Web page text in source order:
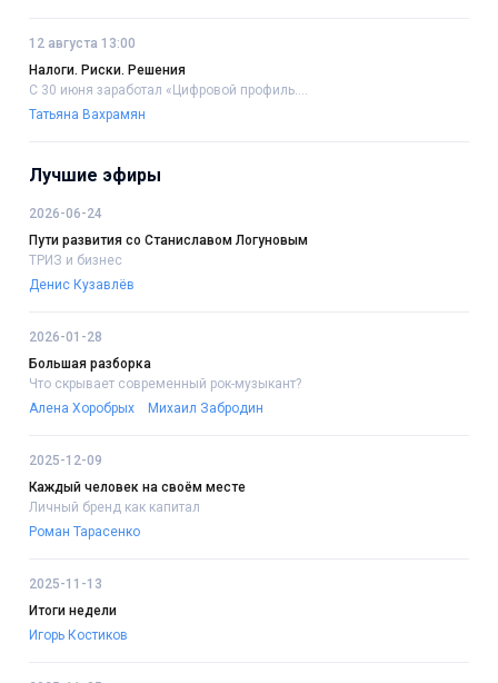
12 августа 13:00
Налоги. Риски. Решения
С 30 июня заработал «Цифровой профиль....
Татьяна Вахрамян
Лучшие эфиры
2026-06-24
Пути развития со Станиславом Логуновым
ТРИЗ и бизнес
Денис Кузавлёв
2026-01-28
Большая разборка
Что скрывает современный рок-музыкант?
Алена Хоробрых
Михаил Забродин
2025-12-09
Каждый человек на своём месте
Личный бренд как капитал
Роман Тарасенко
2025-11-13
Итоги недели
Игорь Костиков